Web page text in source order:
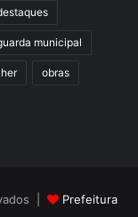
municipal
obras
| Prefeitura